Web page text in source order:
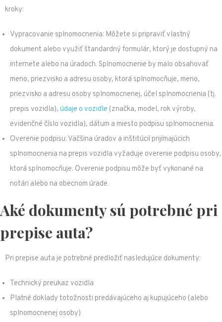
kroky:
Vypracovanie splnomocnenia: Môžete si pripraviť vlastný
dokument alebo využiť štandardný formulár, ktorý je dostupný na
internete alebo na úradoch. Splnomocnenie by malo obsahovať
meno, priezvisko a adresu osoby, ktorá splnomocňuje, meno,
priezvisko a adresu osoby splnomocnenej, účel splnomocnenia (tj.
prepis vozidla), údaje o vozidle (značka, model, rok výroby,
evidenčné číslo vozidla), dátum a miesto podpisu splnomocnenia.
Overenie podpisu: Väčšina úradov a inštitúcií prijímajúcich
splnomocnenia na prepis vozidla vyžaduje overenie podpisu osoby,
ktorá splnomocňuje. Overenie podpisu môže byť vykonané na
notári alebo na obecnom úrade.
Aké dokumenty sú potrebné pri
prepise auta?
Pri prepise auta je potrebné predložiť nasledujúce dokumenty:
Technický preukaz vozidla
Platné doklady totožnosti predávajúceho aj kupujúceho (alebo
splnomocnenej osoby)